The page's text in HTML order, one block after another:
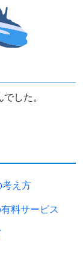
した。
考え方
料サービス